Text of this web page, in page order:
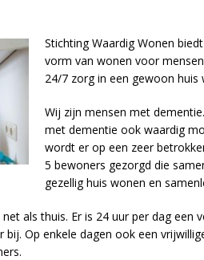
Stichting Waardig Wonen
vorm van wonen voor
24/7 zorg in een gewoon huis
Wij zijn mensen met
met dementie ook waardig
wordt er op een zeer
5 bewoners gezorgd die
gezellig huis wonen en
als thuis. Er is 24 uur per dag een
Op enkele dagen ook een